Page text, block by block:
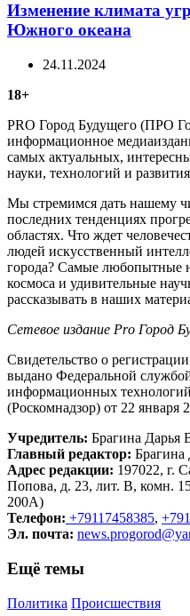
Изменение климата
Южного океана
24.11.2024
18+
PRO Город Будущего (ПРО
информационное
самых актуальных,
науки, технологий и
Мы стремимся дать нашему
последних тенденциях
областях. Что ждет
людей искусственный
города? Самые любопытные
космоса и удивительные
рассказывать в наших
Сетевое издание Рrо Город
Свидетельство о
выдано Федеральной
информационных
(Роскомнадзор) от 22 января
Учредитель: Брагина Дарья
Главный редактор: Брагина
Адрес редакции: 197022, г.
Попова, д. 23, лит. В, комн.
200А)
Телефон: +79117458385,
Эл. почта:
Ещё темы
Политика Происшествия